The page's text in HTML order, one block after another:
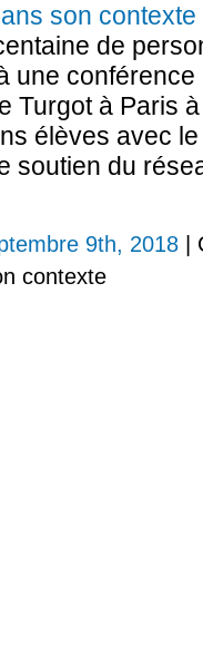
son contexte
de
une
Turgot à Paris à
élèves avec
soutien du
9th, 2018
contexte